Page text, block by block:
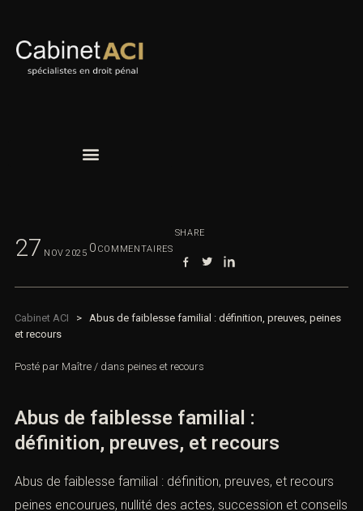
27 NOV 2025 0 COMMENTAIRES
SHARE
Cabinet ACI > Abus de faiblesse familial : définition, preuves, peines
et recours
Posté par Maître / dans peines et recours
Abus de faiblesse familial :
définition, preuves, et recours
Abus de faiblesse familial : définition, preuves, et recours
peines encourues, nullité des actes, succession et conseils